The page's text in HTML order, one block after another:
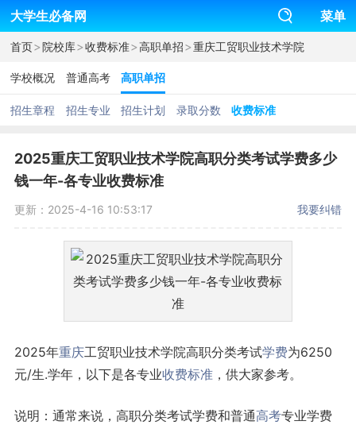
大学生必备网 菜单
首页>院校库>收费标准>高职单招>重庆工贸职业技术学院
学校概况 普通高考 高职单招
招生章程 招生专业 招生计划 录取分数 收费标准
2025重庆工贸职业技术学院高职分类考试学费多少
钱一年-各专业收费标准
更新：2025-4-16 10:53:17 我要纠错
2025年重庆工贸职业技术学院高职分类考试学费为6250
元/生.学年，以下是各专业收费标准，供大家参考。
说明：通常来说，高职分类考试学费和普通高考专业学费